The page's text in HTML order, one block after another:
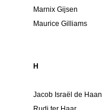
Marnix Gijsen
Maurice Gilliams
H
Jacob Israël de Haan